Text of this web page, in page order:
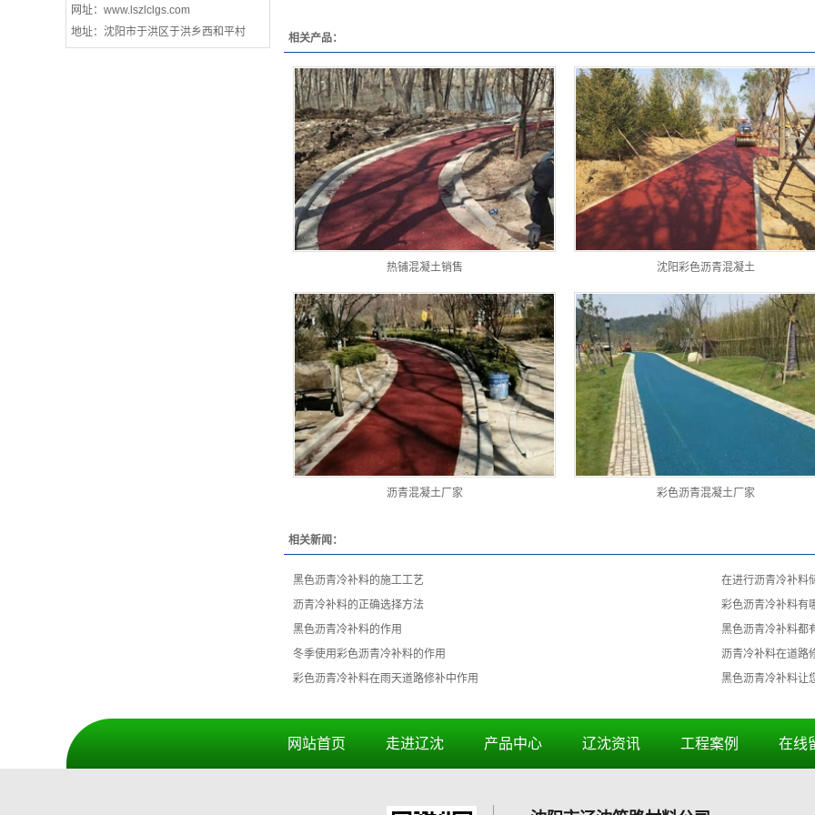
网址：www.lszlclgs.com
地址：沈阳市于洪区于洪乡西和平村
相关产品：
热铺混凝土销售 沈阳彩色沥青混凝土
沥青混凝土厂家 彩色沥青混凝土厂家
相关新闻：
黑色沥青冷补料的施工工艺
在进行沥青冷补料
沥青冷补料的正确选择方法
彩色沥青冷补料有
黑色沥青冷补料的作用
黑色沥青冷补料都
冬季使用彩色沥青冷补料的作用
沥青冷补料在道路
彩色沥青冷补料在雨天道路修补中作用
黑色沥青冷补料让
网站首页 走进辽沈 产品中心 辽沈资讯 工程案例 在线